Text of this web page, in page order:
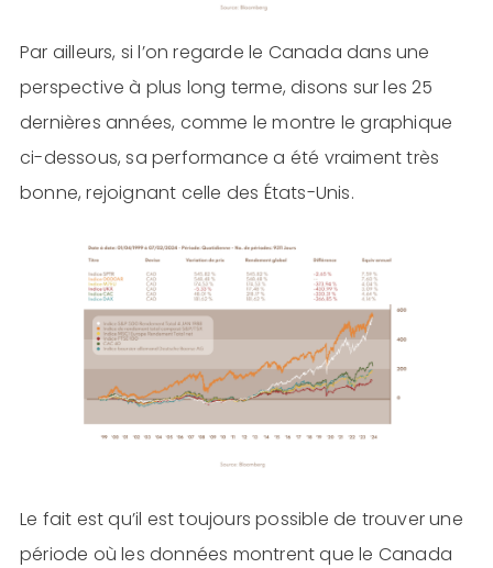
Par ailleurs, si l’on regarde le Canada dans une
perspective à plus long terme, disons sur les 25
dernières années, comme le montre le graphique
ci-dessous, sa performance a été vraiment très
bonne, rejoignant celle des États-Unis.
Le fait est qu’il est toujours possible de trouver une
période où les données montrent que le Canada